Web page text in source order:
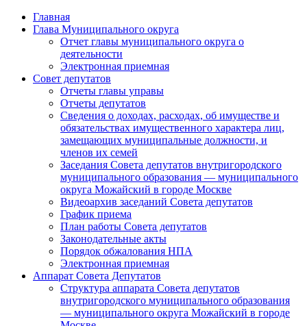
Главная
Глава Муниципального округа
Отчет главы муниципального округа о
деятельности
Электронная приемная
Совет депутатов
Отчеты главы управы
Отчеты депутатов
Сведения о доходах, расходах, об имуществе и
обязательствах имущественного характера лиц,
замещающих муниципальные должности, и
членов их семей
Заседания Совета депутатов внутригородского
муниципального образования — муниципального
округа Можайский в городе Москве
Видеоархив заседаний Совета депутатов
График приема
План работы Совета депутатов
Законодательные акты
Порядок обжалования НПА
Электронная приемная
Аппарат Совета Депутатов
Структура аппарата Совета депутатов
внутригородского муниципального образования
— муниципального округа Можайский в городе